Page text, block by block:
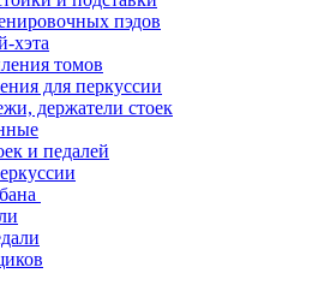
пэдов
хэта
томов
для перкуссии
держатели стоек
и педалей